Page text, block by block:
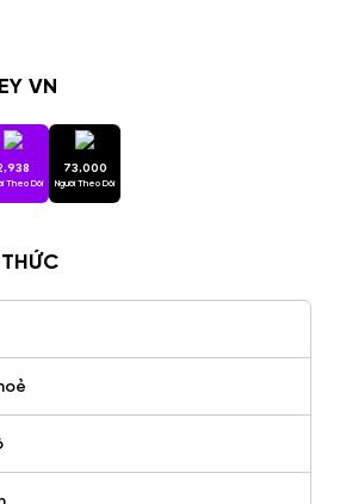
VN
Theo Dõi
73,000
Người Theo Dõi